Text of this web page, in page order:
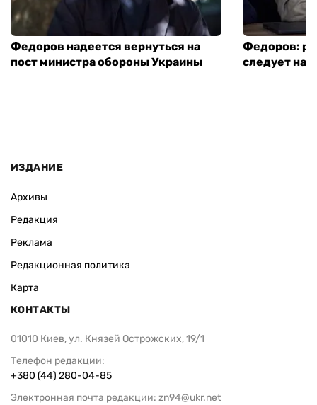
Федоров надеется вернуться на
пост министра обороны Украины
Федоров:
следует
ИЗДАНИЕ
Архивы
Редакция
Реклама
Редакционная политика
Карта
КОНТАКТЫ
01010 Киев, ул. Князей Острожских, 19/1
Телефон редакции:
+380 (44) 280-04-85
Электронная почта редакции: zn94@ukr.net